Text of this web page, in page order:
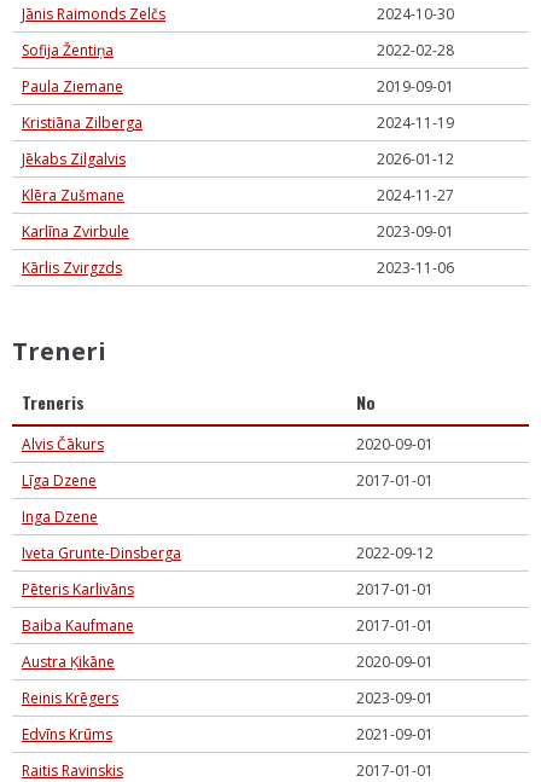
Jānis Raimonds Zelčs
2024-10-30
Sofija Žentiņa
2022-02-28
Paula Ziemane
2019-09-01
Kristiāna Zilberga
2024-11-19
Jēkabs Zilgalvis
2026-01-12
Klēra Zušmane
2024-11-27
Karlīna Zvirbule
2023-09-01
Kārlis Zvirgzds
2023-11-06
Treneri
Treneris No
Alvis Čākurs
2020-09-01
Līga Dzene
2017-01-01
Inga Dzene
Iveta Grunte-Dinsberga
2022-09-12
Pēteris Karlivāns
2017-01-01
Baiba Kaufmane
2017-01-01
Austra Ķikāne
2020-09-01
Reinis Krēgers
2023-09-01
Edvīns Krūms
2021-09-01
Raitis Ravinskis
2017-01-01